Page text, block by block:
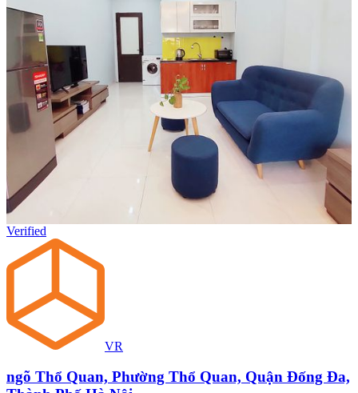
Verified
VR
ngõ Thổ Quan, Phường Thổ Quan, Quận Đống Đa,